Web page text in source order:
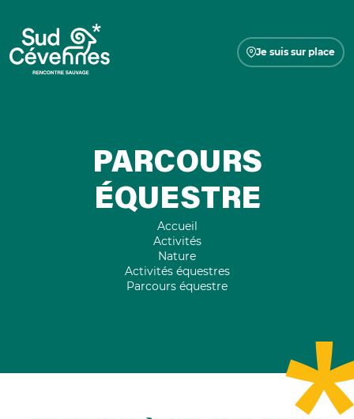
Je suis sur place
PARCOURS
ÉQUESTRE
Accueil
Activités
Nature
Activités équestres
Parcours équestre